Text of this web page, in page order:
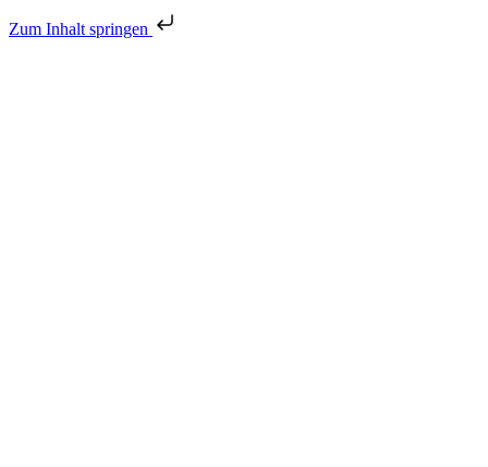
Zum Inhalt springen